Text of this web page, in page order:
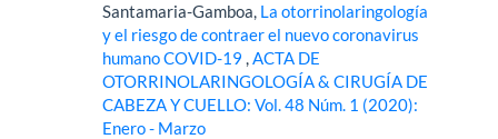
Santamaria-Gamboa, La otorrinolaringología
y el riesgo de contraer el nuevo coronavirus
humano COVID-19,ACTA DE
OTORRINOLARINGOLOGÍA & CIRUGÍA DE
CABEZA Y CUELLO: Vol. 48 Núm. 1 (2020):
Enero - Marzo